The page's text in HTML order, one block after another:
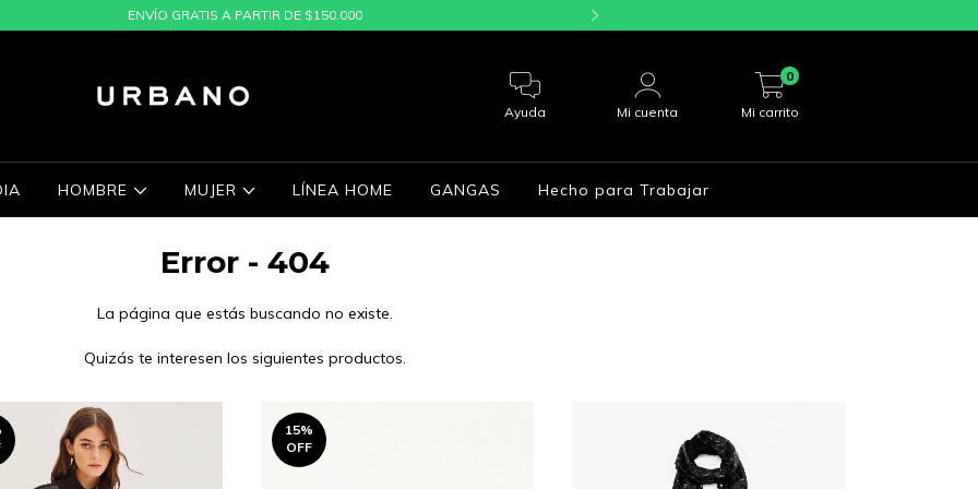
ENVÍO GRATIS A PARTIR DE $150.000
Ayuda Mi cuenta Mi carrito
0
HOMBRE MUJER LÍNEA HOME GANGAS Hecho para Trabajar
Error - 404
La página que estás buscando no existe.
Quizás te interesen los siguientes productos.
15%
OFF